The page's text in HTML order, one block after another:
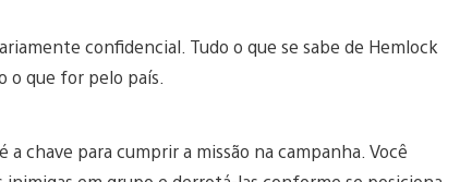
confidencial. Tudo o que se sabe de Hemlock
que for pelo país.
chave para cumprir a missão na campanha. Você